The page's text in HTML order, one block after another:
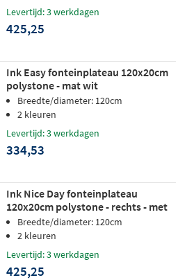
Levertijd: 3 werkdagen
425,25
Ink Easy fonteinplateau 120x20cm
polystone - mat wit
Breedte/diameter: 120cm
2 kleuren
Levertijd: 3 werkdagen
334,53
Ink Nice Day fonteinplateau
120x20cm polystone - rechts - met
kraangat - glans wit
Breedte/diameter: 120cm
2 kleuren
Levertijd: 3 werkdagen
425,25